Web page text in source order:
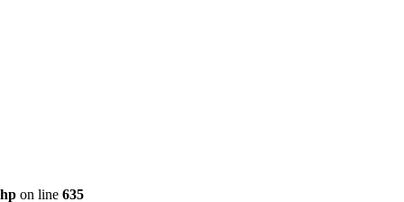
on line 635